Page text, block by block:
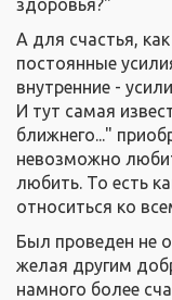
здоровья?"
А для счастья,
постоянные
внутренние -
И тут самая
ближнего..."
невозможно
любить. То есть
относиться ко
Был проведен не
желая другим
намного более